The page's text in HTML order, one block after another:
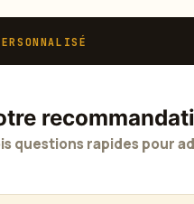
questions rapides pour